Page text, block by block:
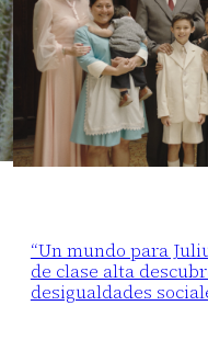
“Un mundo para
de clase alta
desigualdades